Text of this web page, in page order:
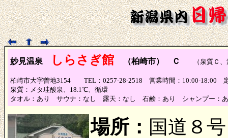
妙見温泉 しらさぎ館 （柏崎市） Ｃ （泉質Ｃ、
柏崎市大字曽地3154 TEL：0257-28-2518 営業時間：10:00-18:00
泉質：メタ珪酸泉、18.1℃、循環
タオル：あり サウナ：なし 露天：なし 石鹸：あり シャンプー：
場所： 国道８